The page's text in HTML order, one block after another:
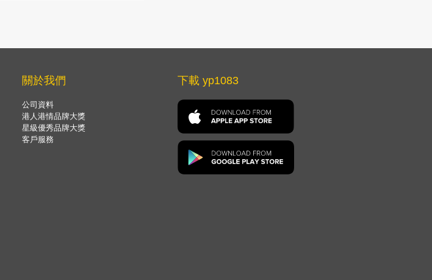
關於我們
公司資料
港人港情品牌大獎
星級優秀品牌大獎
客戶服務
下載 yp1083